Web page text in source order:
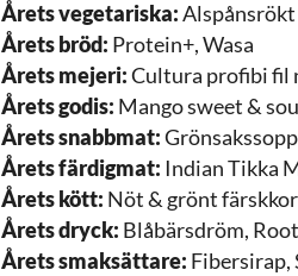
Årets vegetariska:
Årets bröd: ­Protein+, Wasa
Årets mejeri:­Cultura profibi fil
Årets godis: Mango sweet &
Årets snabbmat:
Årets färdigmat: Indian Tikka
Årets kött: Nöt & grönt
Årets dryck: Blåbärsdröm,
Årets smaksättare: Fibersirap,